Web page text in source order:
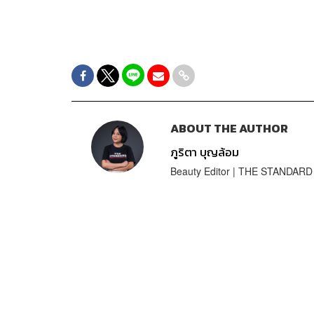
ABOUT THE AUTHOR
ภูริตา บุญล้อม
Beauty Editor | THE